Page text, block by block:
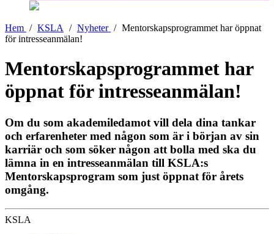
Hem / KSLA / Nyheter / Mentorskapsprogrammet har öppnat
för intresseanmälan!
Mentorskapsprogrammet har
öppnat för intresseanmälan!
Om du som akademiledamot vill dela dina tankar
och erfarenheter med någon som är i början av sin
karriär och som söker någon att bolla med ska du
lämna in en intresseanmälan till KSLA:s
Mentorskapsprogram som just öppnat för årets
omgång.
KSLA